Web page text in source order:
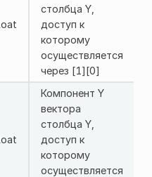
столбца Y,
доступ к
которому
осуществляется
через [1][0]
Компонент Y
вектора
столбца Y,
доступ к
которому
осуществляется